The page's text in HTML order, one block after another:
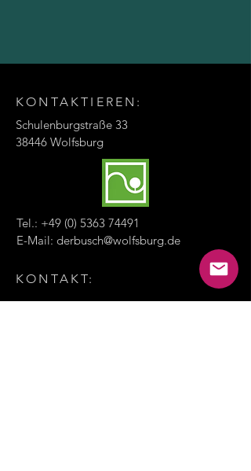
KONTAKTIEREN:
Schulenburgstraße 33
38446 Wolfsburg
Tel.: +49 (0) 5363 74491
E-Mail: derbusch@wolfsburg.de
KONTAKT: